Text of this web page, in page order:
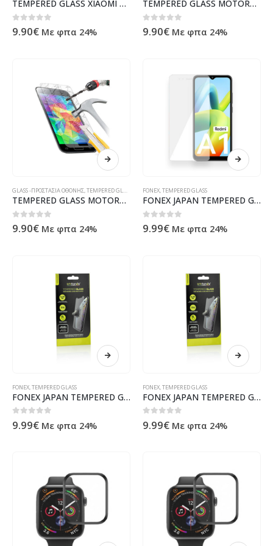
TEMPERED GLASS XIAOMI 12T / 12T PRO
0out of 5
9.90€ Με φπα 24%
TEMPERED GLASS MOTOROLA MOTO G42
0out of 5
9.90€ Με φπα 24%
GLASS -ΠΡΟΣΤΑΣΙΑ ΟΘΟΝΗΣ,TEMPERED GLASS
TEMPERED GLASS MOTOROLA MOTO G52 5G / G72 / G82 5G
0 out of 5
9.90€ Με φπα 24%
FONEX,TEMPERED GLASS
FONEX JAPAN TEMPERED GLASS XIAOMI REDMI A1
0 out of 5
9.99€ Με φπα 24%
FONEX,TEMPERED GLASS
FONEX JAPAN TEMPERED GLASS OPPO A17 / A15
0 out of 5
9.99€ Με φπα 24%
FONEX,TEMPERED GLASS
FONEX JAPAN TEMPERED GLASS MOTOROLA MOTO G62 5G
0 out of 5
9.99€ Με φπα 24%